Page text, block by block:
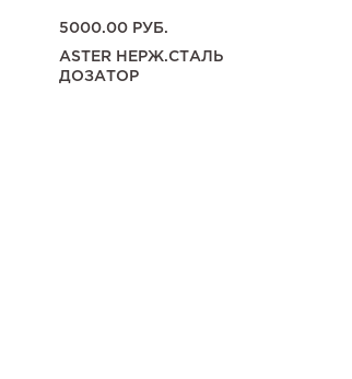
5000.00РУБ.
ASTER НЕРЖ.СТАЛЬ
ДОЗАТОР